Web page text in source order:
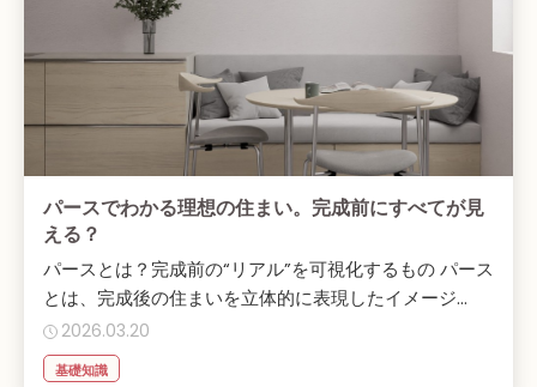
パースでわかる理想の住まい。完成前にすべてが見
える？
パースとは？完成前の“リアル”を可視化するもの パース
とは、完成後の住まいを立体的に表現したイメージ...
2026.03.20
基礎知識